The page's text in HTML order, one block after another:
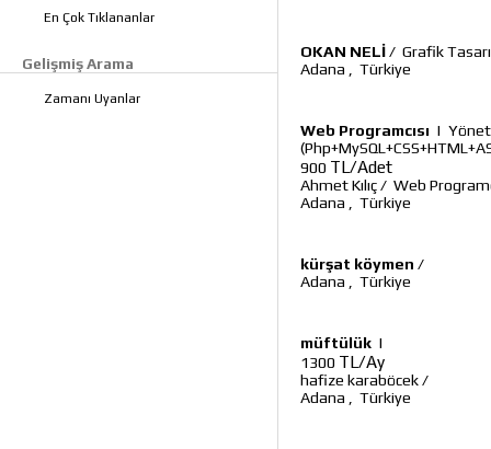
En Çok Tıklananlar
Gelişmiş Arama
Zamanı Uyanlar
OKAN NELİ/ Grafik
Adana
Türkiye
Web Programcısı |
900 TL/Adet
Ahmet Kılıç/ Web
Adana
Türkiye
kürşat köymen /
Adana
Türkiye
müftülük |
1300 TL/Ay
hafize karaböcek/
Adana
Türkiye